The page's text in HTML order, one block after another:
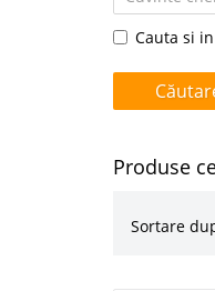
Cauta si
Produse
Sortare